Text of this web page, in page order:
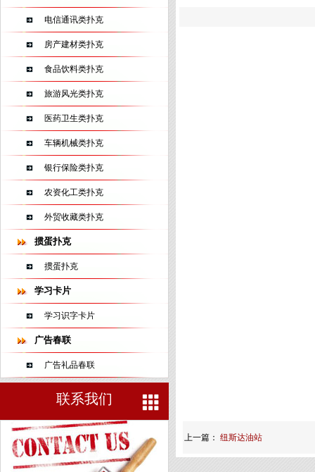
电信通讯类扑克
房产建材类扑克
食品饮料类扑克
旅游风光类扑克
医药卫生类扑克
车辆机械类扑克
银行保险类扑克
农资化工类扑克
外贸收藏类扑克
掼蛋扑克
掼蛋扑克
学习卡片
学习识字卡片
广告春联
广告礼品春联
联系我们
上一篇： 纽斯达油站